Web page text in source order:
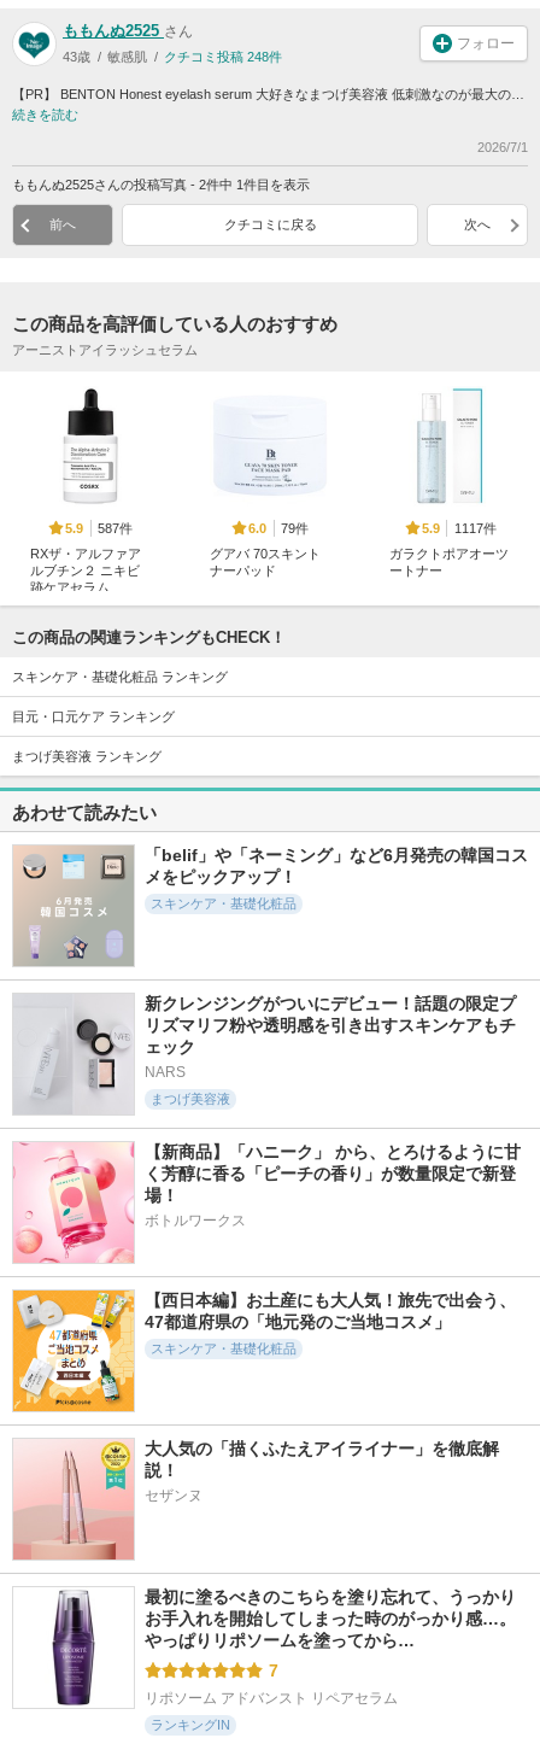
ももんぬ2525 さん
43歳 敏感肌 クチコミ投稿 248件
フォロー
【PR】 BENTON Honest eyelash serum 大好きなまつげ美容液 低刺激なのが最大の…
続きを読む
2026/7/1
ももんぬ2525さんの投稿写真 - 2件中 1件目を表示
前へ クチコミに戻る 次へ
この商品を高評価している人のおすすめ
アーニストアイラッシュセラム
5.9
587件
RXザ・アルファア
ルブチン２ ニキビ
跡ケアセラム
ックス)
6.0
79件
グアバ 70スキント
ナーパッド
5.9
1117件
ガラクトポアオーツ
ートナー
ガラクトポアセラム
Abib
6.0
復活草ビフィダセラ
ムファーミングドロ
ップ
5.3
3129件
BIOHEAL BOH
6.0
435件
6.0
81件
RXザ・ペプチドコ
ラーゲン ハイドロ
ゲルアイパッチ
COSRX(コスアールエ
ックス)
グ カップパック イ
ージーカップパック
28g 6種 + エッセン
ス70ml 6個 セット
イマスククレンザー
FULLY
5.5
グリーントマトクリ
ーム
FULLY
ンテンシブアンプル
SKIN1004
キン ブースティン
グ セラム
CNP Laboratory(シー
エヌピーラボラトリ
この商品の関連ランキングもCHECK！
スキンケア・基礎化粧品 ランキング
目元・口元ケア ランキング
まつげ美容液 ランキング
あわせて読みたい
「belif」や「ネーミング」など6月発売の韓国コス
メをピックアップ！
スキンケア・基礎化粧品
新クレンジングがついにデビュー！話題の限定プ
リズマリフ粉や透明感を引き出すスキンケアもチ
ェック
NARS
まつげ美容液
【新商品】「ハニーク」 から、とろけるように甘
く芳醇に香る「ピーチの香り」が数量限定で新登
場！
ボトルワークス
【西日本編】お土産にも大人気！旅先で出会う、
47都道府県の「地元発のご当地コスメ」
スキンケア・基礎化粧品
大人気の「描くふたえアイライナー」を徹底解
説！
セザンヌ
最初に塗るべきのこちらを塗り忘れて、うっかり
お手入れを開始してしまった時のがっかり感…。
やっぱりリポソームを塗ってから…
7
リポソーム アドバンスト リペアセラム
ランキングIN